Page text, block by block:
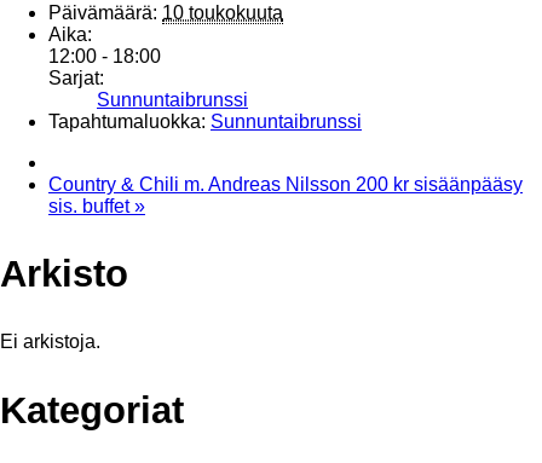
Päivämäärä: 10 toukokuuta
Aika:
12:00 - 18:00
Sarjat:
Sunnuntaibrunssi
Tapahtumaluokka: Sunnuntaibrunssi
Country & Chili m. Andreas Nilsson 200 kr sisäänpääsy
sis. buffet»
Arkisto
Ei arkistoja.
Kategoriat